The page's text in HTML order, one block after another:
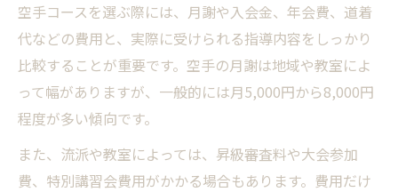
空手教室の特徴を比較して最適な選択をす
る
空手コースの体験や口コミを有効活用する
方法
子どもに最適な空手の学び方を見極めるコ
ツ
空手コースを選ぶ際には、月謝や入会金、年会費、道着
代などの費用と、実際に受けられる指導内容をしっかり
比較することが重要です。空手の月謝は地域や教室によ
って幅がありますが、一般的には月5,000円から8,000円
程度が多い傾向です。
また、流派や教室によっては、昇級審査料や大会参加
費、特別講習会費用がかかる場合もあります。費用だけ